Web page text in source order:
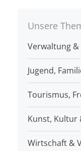
Unsere
Verwaltung
Jugend,
Tourismus,
Kunst, Kultur
Wirtschaft &